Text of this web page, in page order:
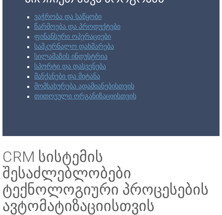
ვაჭრობა და საწყობი
წარმოება და პროდუქტები
ფინანსური ოპერაციები
სამკურნალო დახმარება
სილამაზის ინდუსტრია
სპორტი და დასვენება
მანქანები და მიტანა
მომსახურება ადამიანებისთვის
თითოეული ორგანიზაციისთვის
CRM სისტემის
შესაძლებლობები
ტექნოლოგიური პროცესების
ავტომატიზაციისთვის